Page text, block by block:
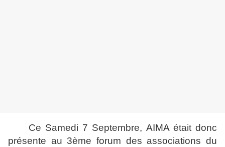
Ce Samedi 7 Septembre, AIMA était donc
présente au 3ème forum des associations du